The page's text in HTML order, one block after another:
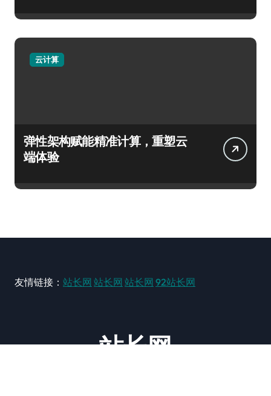
云计算
弹性架构赋能精准计算，重塑云
端体验
友情链接： 站长网 站长网 站长网 92站长网
站长网